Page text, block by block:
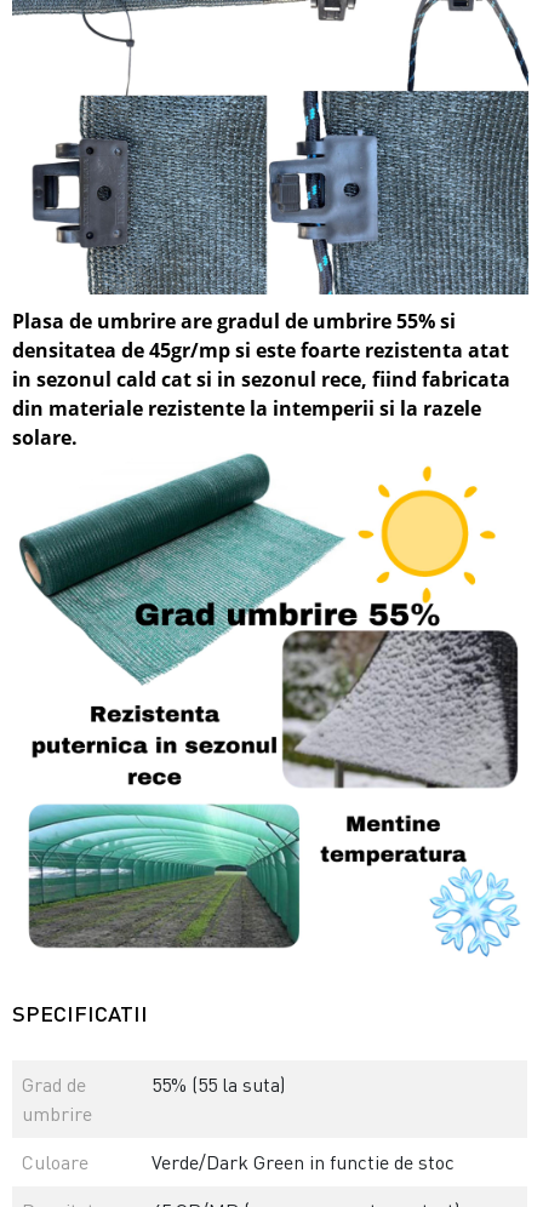
Plasa de umbrire are gradul de umbrire 55% si
densitatea de 45gr/mp si este foarte rezistenta atat
in sezonul cald cat si in sezonul rece, fiind fabricata
din materiale rezistente la intemperii si la razele
solare.
SPECIFICATII
Grad de
umbrire
55% (55 la suta)
Culoare
Verde/Dark Green in functie de stoc